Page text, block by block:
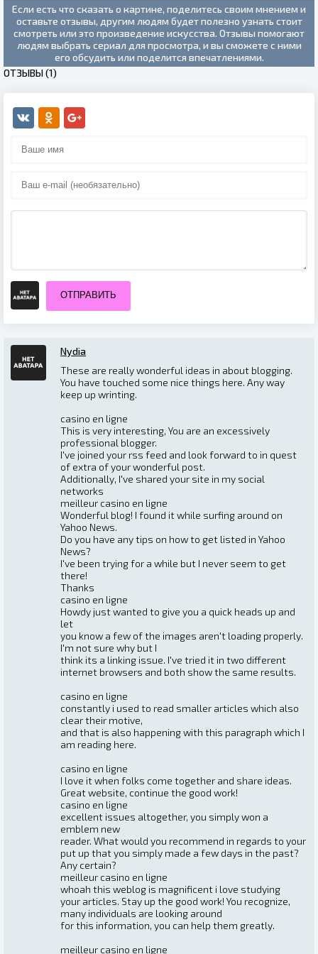
Если есть что сказать о картине, поделитесь своим мнением и
оставьте отзывы, другим людям будет полезно узнать стоит
смотреть или это произведение искусства. Отзывы помогают
людям выбрать сериал для просмотра, и вы сможете с ними
его обсудить или поделится впечатлениями.
ОТЗЫВЫ (1)
ОТПРАВИТЬ
Nydia
These are really wonderful ideas in about blogging.
You have touched some nice things here. Any way
keep up wrinting.
casino en ligne
This is very interesting, You are an excessively
professional blogger.
I've joined your rss feed and look forward to in quest
of extra of your wonderful post.
Additionally, I've shared your site in my social
networks
meilleur casino en ligne
Wonderful blog! I found it while surfing around on
Yahoo News.
Do you have any tips on how to get listed in Yahoo
News?
I've been trying for a while but I never seem to get
there!
Thanks
casino en ligne
Howdy just wanted to give you a quick heads up and
let
you know a few of the images aren't loading properly.
I'm not sure why but I
think its a linking issue. I've tried it in two different
internet browsers and both show the same results.
casino en ligne
constantly i used to read smaller articles which also
clear their motive,
and that is also happening with this paragraph which I
am reading here.
casino en ligne
I love it when folks come together and share ideas.
Great website, continue the good work!
casino en ligne
excellent issues altogether, you simply won a
emblem new
reader. What would you recommend in regards to your
put up that you simply made a few days in the past?
Any certain?
meilleur casino en ligne
whoah this weblog is magnificent i love studying
your articles. Stay up the good work! You recognize,
many individuals are looking around
for this information, you can help them greatly.
meilleur casino en ligne